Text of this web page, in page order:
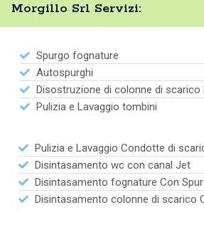
Morgillo Srl Servizi:
Spurgo fognature
Autospurghi
Disostruzione di colonne di scarico
Pulizia e Lavaggio tombini
Pulizia e Lavaggio Condotte di
Disintasamento wc con canal Jet
Disintasamento fognature Con
Disintasamento colonne di scarico